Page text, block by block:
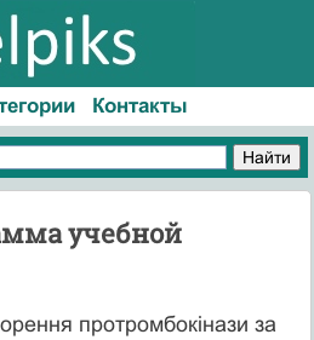
Контакты
учебной
протромбокінази за